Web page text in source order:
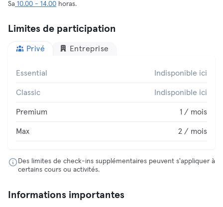
Sa 10.00 - 14.00 horas.
Limites de participation
Privé Entreprise
Essential Indisponible ici
Classic Indisponible ici
Premium 1 / mois
Max 2 / mois
Des limites de check-ins supplémentaires peuvent s'appliquer à
certains cours ou activités.
Informations importantes